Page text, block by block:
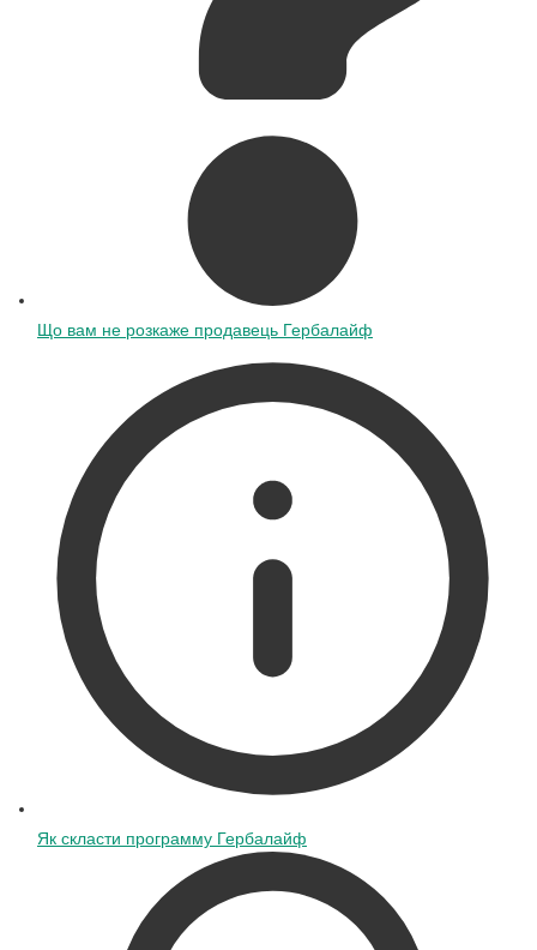
Що вам не розкаже продавець Гербалайф
Як скласти программу Гербалайф